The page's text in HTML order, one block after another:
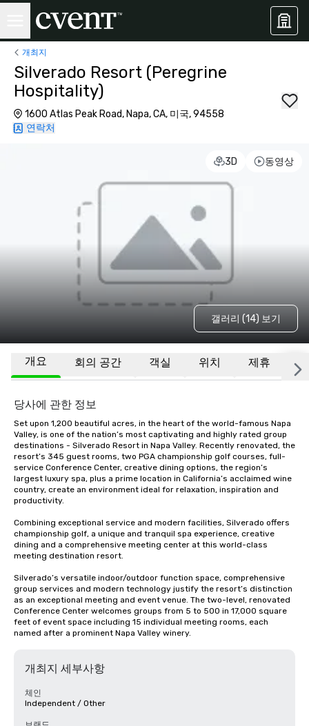
개최지
Silverado Resort (Peregrine
Hospitality)
1600 Atlas Peak Road, Napa, CA, 미국, 94558
연락처
3D 동영상
갤러리 (14) 보기
개요 회의 공간 객실 위치 제휴
당사에 관한 정보
Set upon 1,200 beautiful acres, in the heart of the world-famous Napa
Valley, is one of the nation’s most captivating and highly rated group
destinations - Silverado Resort in Napa Valley. Recently renovated, the
resort’s 345 guest rooms, two PGA championship golf courses, full-
service Conference Center, creative dining options, the region’s
largest luxury spa, plus a prime location in California’s acclaimed wine
country, create an environment ideal for relaxation, inspiration and
productivity.
Combining exceptional service and modern facilities, Silverado offers
championship golf, a unique and tranquil spa experience, creative
dining and a comprehensive meeting center at this world-class
meeting destination resort.
Silverado’s versatile indoor/outdoor function space, comprehensive
group services and modern technology justify the resort’s distinction
as an exceptional meeting and event venue. The two-level, renovated
Conference Center welcomes groups from 5 to 500 in 17,000 square
feet of event space including 15 individual meeting rooms, each
named after a prominent Napa Valley winery.
개최지 세부사항
체인
Independent / Other